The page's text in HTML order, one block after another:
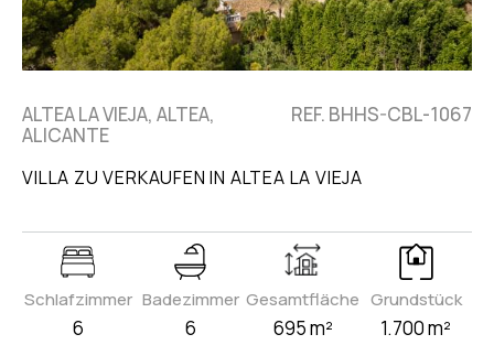
ALTEA LA VIEJA, ALTEA,
ALICANTE
REF. BHHS-CBL-1067
VILLA ZU VERKAUFEN IN ALTEA LA VIEJA
Schlafzimmer
6
Badezimmer
6
Gesamtfläche
695 m²
Grundstück
1.700 m²